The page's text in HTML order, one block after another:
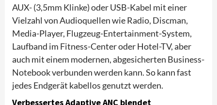
AUX- (3,5mm Klinke) oder USB-Kabel mit einer
Vielzahl von Audioquellen wie Radio, Discman,
Media-Player, Flugzeug-Entertainment-System,
Laufband im Fitness-Center oder Hotel-TV, aber
auch mit einem modernen, abgesicherten Business-
Notebook verbunden werden kann. So kann fast
jedes Endgerät kabellos genutzt werden.
Verbessertes Adaptive ANC blendet